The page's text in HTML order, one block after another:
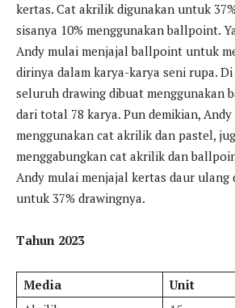
kertas. Cat akrilik digunakan untuk
sisanya 10% menggunakan ballpoint.
Andy mulai menjajal ballpoint untuk
dirinya dalam karya-karya seni rupa.
seluruh drawing dibuat menggunakan
dari total 78 karya. Pun demikian, Andy
menggunakan cat akrilik dan pastel,
menggabungkan cat akrilik dan
Andy mulai menjajal kertas daur ulang
untuk 37% drawingnya.
Tahun 2023
Media Unit